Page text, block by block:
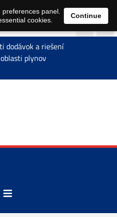
dodávok a riešení
plynov
panel.
cookies.
Continue